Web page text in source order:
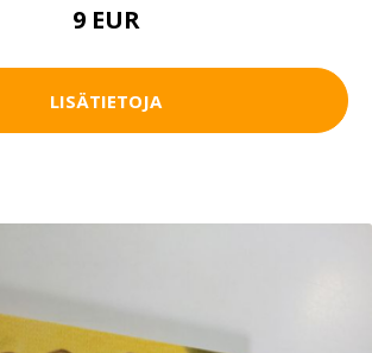
9 EUR
LISÄTIETOJA